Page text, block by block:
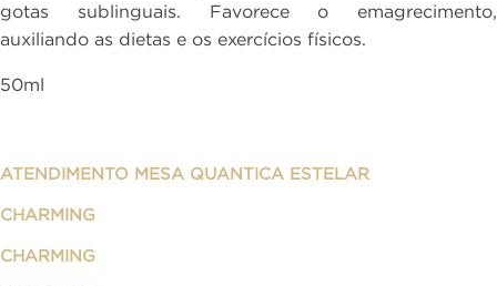
gotas sublinguais. Favorece o emagrecimento,
auxiliando as dietas e os exercícios físicos.
50ml
ATENDIMENTO MESA QUANTICA ESTELAR
CHARMING
CHARMING